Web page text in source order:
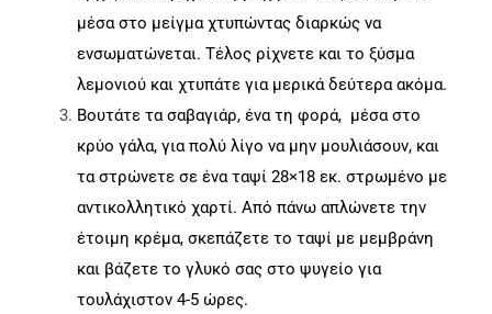
μέσα στο μείγμα χτυπώντας διαρκώς να
ενσωματώνεται. Τέλος ρίχνετε και το ξύσμα
λεμονιού και χτυπάτε για μερικά δεύτερα ακόμα.
Βουτάτε τα σαβαγιάρ, ένα τη φορά, μέσα στο
κρύο γάλα, για πολύ λίγο να μην μουλιάσουν, και
τα στρώνετε σε ένα ταψί 28×18 εκ. στρωμένο με
αντικολλητικό χαρτί. Από πάνω απλώνετε την
έτοιμη κρέμα, σκεπάζετε το ταψί με μεμβράνη
και βάζετε το γλυκό σας στο ψυγείο για
τουλάχιστον 4-5 ώρες.